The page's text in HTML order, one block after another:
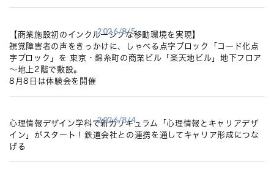
2026/8/5
【商業施設初のインクルーシブな移動環境を実現】
視覚障害者の声をきっかけに、しゃべる点字ブロック「コード化点
字ブロック」を 東京・錦糸町の商業ビル「楽天地ビル」地下フロア
～地上2階で敷設。
8月8日は体験会を開催
2026/8/4
心理情報デザイン学科で新カリキュラム「心理情報とキャリアデザ
イン」がスタート！鉄道会社との連携を通してキャリア形成につな
げる